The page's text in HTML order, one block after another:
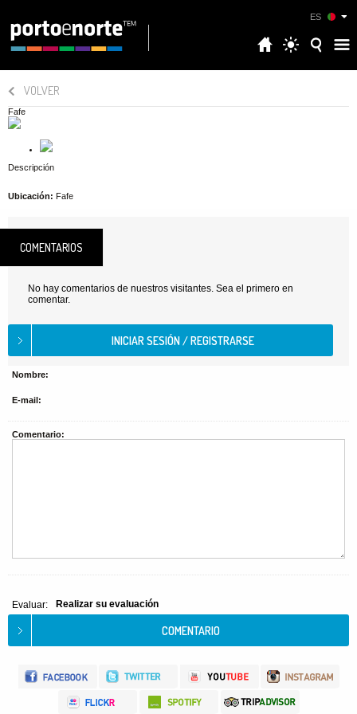
ES
VOLVER
Fafe
Descripción
Ubicación: Fafe
COMENTARIOS
No hay comentarios de nuestros visitantes. Sea el primero en
comentar.
Nombre:
E-mail:
Comentario:
Evaluar: Realizar su evaluación